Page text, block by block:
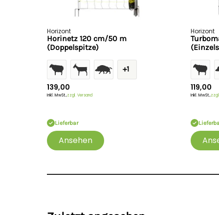
Horizont
Horinetz 120 cm/50 m
(Doppelspitze)
+1
139,00
Inkl. MwSt.,zzgl. Versand
Lieferbar
Ansehen
Horizont
119,00
Inkl. MwSt.,